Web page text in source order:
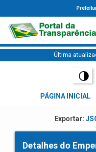
Última
PÁGINA INICIAL
Exportar:
Detalhes do